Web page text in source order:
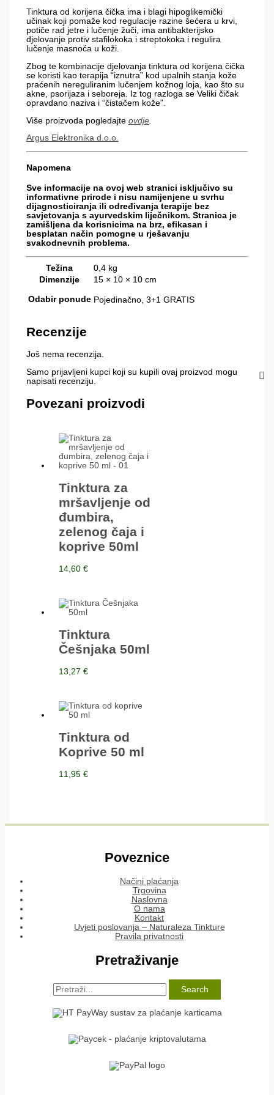
Tinktura od korijena čička ima i blagi hipoglikemički
učinak koji pomaže kod regulacije razine šećera u krvi,
potiče rad jetre i lučenje žuči, ima antibakterijsko
djelovanje protiv stafilokoka i streptokoka i regulira
lučenje masnoća u koži.
Zbog te kombinacije djelovanja tinktura od korijena čička
se koristi kao terapija “iznutra” kod upalnih stanja kože
praćenih nereguliranim lučenjem kožnog loja, kao što su
akne, psorijaza i seboreja. Iz tog razloga se Veliki čičak
opravdano naziva i “čistačem kože”.
Više proizvoda pogledajte ovdje.
Argus Elektronika d.o.o.
Napomena
Sve informacije na ovoj web stranici isključivo su
informativne prirode i nisu namijenjene u svrhu
dijagnosticiranja ili određivanja terapije bez
savjetovanja s ayurvedskim liječnikom. Stranica je
zamišljena da korisnicima na brz, efikasan i
besplatan način pomogne u rješavanju
svakodnevnih problema.
Težina
0,4 kg
Dimenzije
15 × 10 × 10 cm
Odabir ponude Pojedinačno, 3+1 GRATIS
Recenzije
Još nema recenzija.
Samo prijavljeni kupci koji su kupili ovaj proizvod mogu
napisati recenziju.
Povezani proizvodi
Tinktura za
mršavljenje od
đumbira,
zelenog čaja i
koprive 50ml
14,60€
Tinktura
Češnjaka 50ml
13,27€
Tinktura od
Koprive 50 ml
11,95€
Poveznice
Načini plaćanja
Trgovina
Naslovna
O nama
Kontakt
Uvjeti poslovanja – Naturaleza Tinkture
Pravila privatnosti
Pretraživanje
Search
for: